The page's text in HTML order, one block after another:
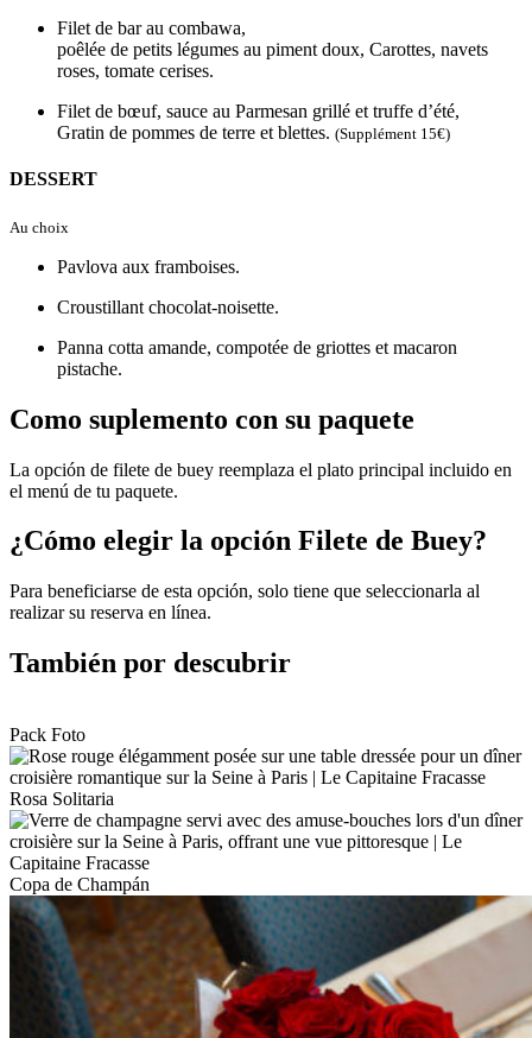
Filet de bar au combawa,
poêlée de petits légumes au piment doux, Carottes, navets
roses, tomate cerises.
Filet de bœuf, sauce au Parmesan grillé et truffe d’été,
Gratin de pommes de terre et blettes. (Supplément 15€)
DESSERT
Au choix
Pavlova aux framboises.
Croustillant chocolat-noisette.
Panna cotta amande, compotée de griottes et macaron
pistache.
Como suplemento con su paquete
La opción de filete de buey reemplaza el plato principal incluido en
el menú de tu paquete.
¿Cómo elegir la opción Filete de Buey?
Para beneficiarse de esta opción, solo tiene que seleccionarla al
realizar su reserva en línea.
También por descubrir
Pack Foto
Rosa Solitaria
Copa de Champán